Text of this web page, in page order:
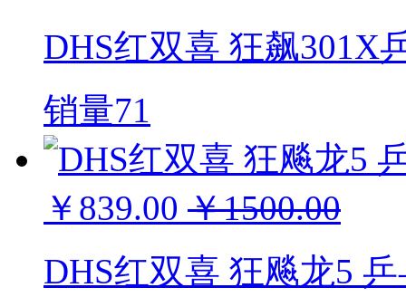
DHS红双喜 狂飙301X
销量71
￥839.00 ￥1500.00
DHS红双喜 狂飚龙5